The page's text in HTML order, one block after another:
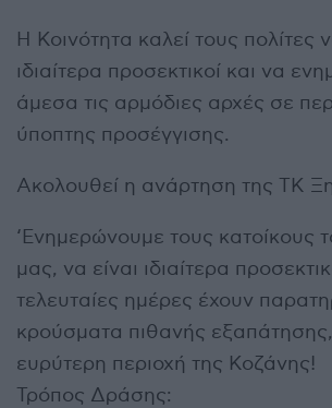
Η Κοινότητα καλεί τους πολίτες
ιδιαίτερα προσεκτικοί και να
άμεσα τις αρμόδιες αρχές σε
ύποπτης προσέγγισης.
Ακολουθεί η ανάρτηση της ΤΚ
‘Ενημερώνουμε τους κατοίκους
μας, να είναι ιδιαίτερα
τελευταίες ημέρες έχουν
κρούσματα πιθανής
ευρύτερη περιοχή της Κοζάνης!
Τρόπος Δράσης: